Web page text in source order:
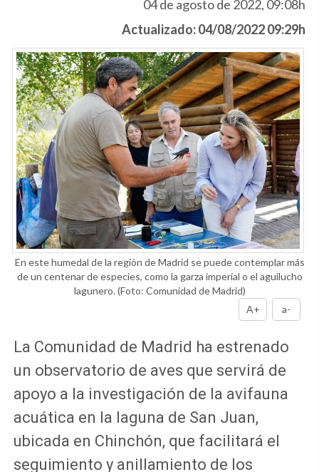
04 de agosto de 2022, 09:08h
Actualizado: 04/08/2022 09:29h
En este humedal de la región de Madrid se puede contemplar más
de un centenar de especies, como la garza imperial o el aguilucho
La Comunidad de Madrid ha estrenado
un observatorio de aves que servirá de
apoyo a la investigación de la avifauna
acuática en la laguna de San Juan,
ubicada en Chinchón, que facilitará el